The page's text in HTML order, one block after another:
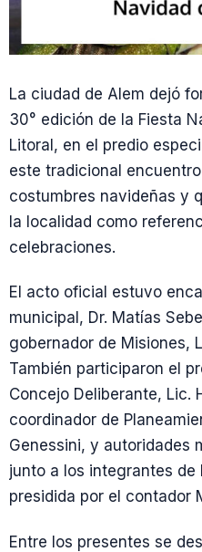
La ciudad de Alem dejó
30° edición de la Fiesta
Litoral, en el predio
este tradicional
costumbres navideñas y
la localidad como
celebraciones.
El acto oficial estuvo
municipal, Dr. Matías
gobernador de Misiones,
También participaron el
Concejo Deliberante, Lic.
coordinador de
Genessini, y autoridades
junto a los integrantes
presidida por el contador
Entre los presentes se